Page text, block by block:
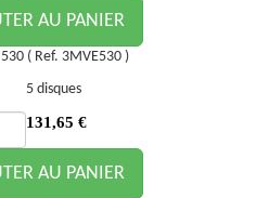
AU PANIER
( Ref. 3MVE530 )
5 disques
131,65 €
AU PANIER